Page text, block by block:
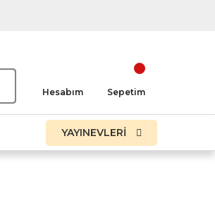
Hesabım Sepetim
YAYINEVLERİ